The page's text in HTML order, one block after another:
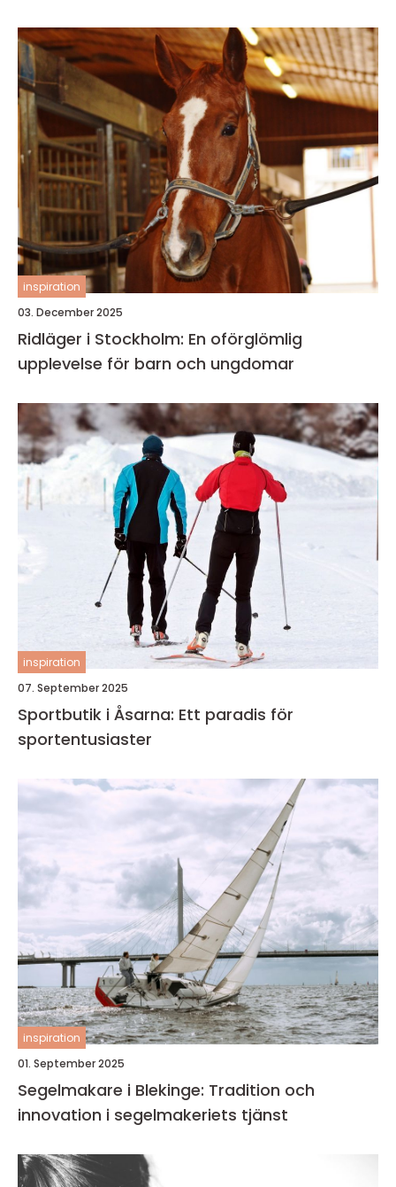
inspiration
03. December 2025
Ridläger i Stockholm: En oförglömlig
upplevelse för barn och ungdomar
inspiration
07. September 2025
Sportbutik i Åsarna: Ett paradis för
sportentusiaster
inspiration
01. September 2025
Segelmakare i Blekinge: Tradition och
innovation i segelmakeriets tjänst